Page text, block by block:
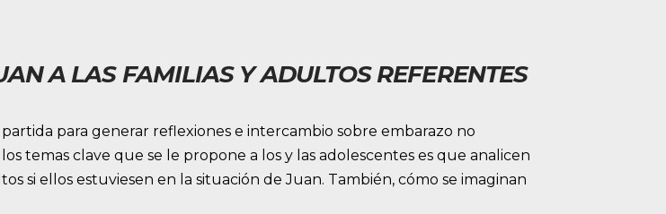
A LAS FAMILIAS Y ADULTOS REFERENTES
para generar reflexiones e intercambio sobre embarazo no
temas clave que se le propone a los y las adolescentes es que analicen
si ellos estuviesen en la situación de Juan. También, cómo se imaginan